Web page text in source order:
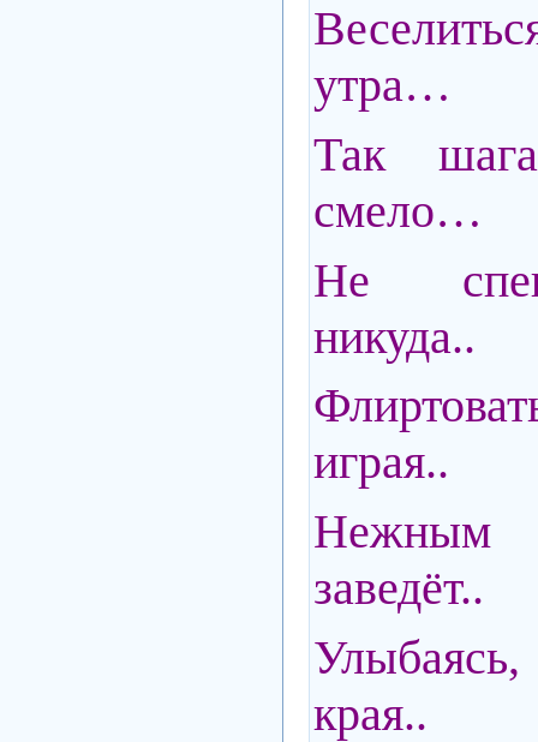
утра…
Так
смело…
Не
никуда..
играя..
Нежным
заведёт..
края..